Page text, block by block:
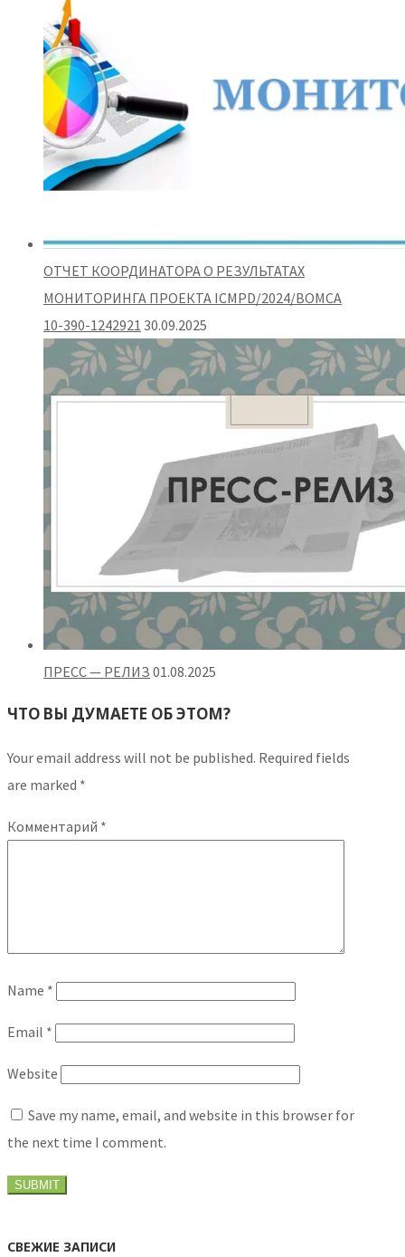
ОТЧЕТ КООРДИНАТОРА О РЕЗУЛЬТАТАХ
МОНИТОРИНГА ПРОЕКТА ICMPD/2024/BOMCA
10-390-1242921 30.09.2025
ПРЕСС — РЕЛИЗ 01.08.2025
ЧТО ВЫ ДУМАЕТЕ ОБ ЭТОМ?
Your email address will not be published. Required fields
are marked *
Комментарий *
Name *
Email *
Website
Save my name, email, and website in this browser for
the next time I comment.
СВЕЖИЕ ЗАПИСИ